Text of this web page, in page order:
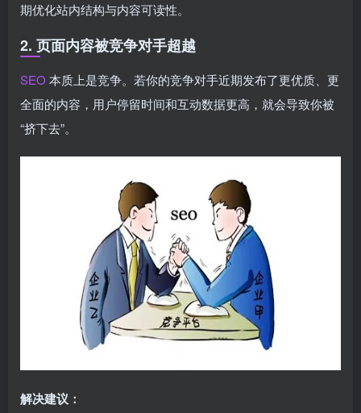
期优化站内结构与内容可读性。
2. 页面内容被竞争对手超越
SEO 本质上是竞争。若你的竞争对手近期发布了更优质、更
全面的内容，用户停留时间和互动数据更高，就会导致你被
“挤下去”。
解决建议：